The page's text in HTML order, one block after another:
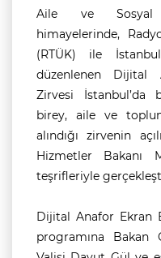
Aile ve Sosyal
himayelerinde,
(RTÜK) ile
düzenlenen Dijital
Zirvesi İstanbul’da
birey, aile ve
alındığı zirvenin
Hizmetler Bakanı
teşrifleriyle
Dijital Anafor Ekran
programına Bakan